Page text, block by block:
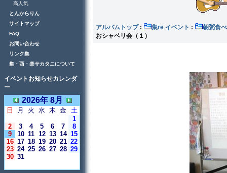
高人気
とんからりん
サイトマップ
FAQ
お問い合わせ
リンク集
集・酉・楽サカタニについて
イベントお知らせカレンダ
ー
2026年 8月
日 月 火 水 木 金 土
1
2
3 4 5 6 7
8
9
10 11 12 13 14 15
16 17 18 19 20 21 22
23 24 25 26 27 28 29
30 31
アルバムトップ: 集re イベント :
朝粥食
おシャベリ会（１）